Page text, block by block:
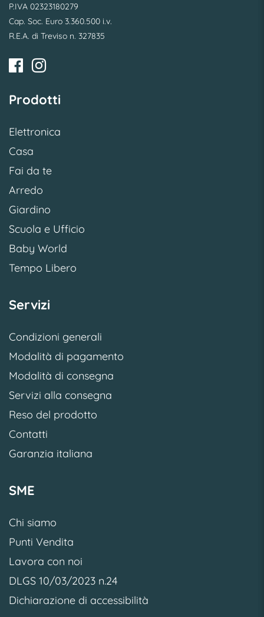
P.IVA 02323180279
Cap. Soc. Euro 3.360.500 i.v.
R.E.A. di Treviso n. 327835
Prodotti
Elettronica
Casa
Fai da te
Arredo
Giardino
Scuola e Ufficio
Baby World
Tempo Libero
Servizi
Condizioni generali
Modalità di pagamento
Modalità di consegna
Servizi alla consegna
Reso del prodotto
Contatti
Garanzia italiana
SME
Chi siamo
Punti Vendita
Lavora con noi
DLGS 10/03/2023 n.24
Dichiarazione di accessibilità